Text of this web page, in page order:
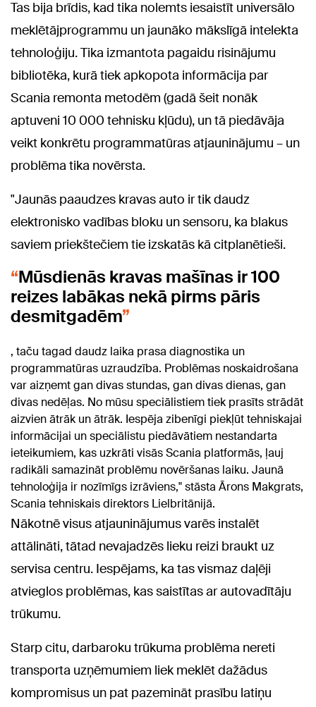
Tas bija brīdis, kad tika nolemts iesaistīt universālo
meklētājprogrammu un jaunāko mākslīgā intelekta
tehnoloģiju. Tika izmantota pagaidu risinājumu
bibliotēka, kurā tiek apkopota informācija par
Scania remonta metodēm (gadā šeit nonāk
aptuveni 10 000 tehnisku kļūdu), un tā piedāvāja
veikt konkrētu programmatūras atjauninājumu – un
problēma tika novērsta.
"Jaunās paaudzes kravas auto ir tik daudz
elektronisko vadības bloku un sensoru, ka blakus
saviem priekštečiem tie izskatās kā citplanētieši.
Mūsdienās kravas mašīnas ir 100
reizes labākas nekā pirms pāris
desmitgadēm
, taču tagad daudz laika prasa diagnostika un
programmatūras uzraudzība. Problēmas noskaidrošana
var aizņemt gan divas stundas, gan divas dienas, gan
divas nedēļas. No mūsu speciālistiem tiek prasīts strādāt
aizvien ātrāk un ātrāk. Iespēja zibenīgi piekļūt tehniskajai
informācijai un speciālistu piedāvātiem nestandarta
ieteikumiem, kas uzkrāti visās Scania platformās, ļauj
radikāli samazināt problēmu novēršanas laiku. Jaunā
tehnoloģija ir nozīmīgs izrāviens," stāsta Ārons Makgrats,
Scania tehniskais direktors Lielbritānijā.
Nākotnē visus atjauninājumus varēs instalēt
attālināti, tātad nevajadzēs lieku reizi braukt uz
servisa centru. Iespējams, ka tas vismaz daļēji
atvieglos problēmas, kas saistītas ar autovadītāju
trūkumu.
Starp citu, darbaroku trūkuma problēma nereti
transporta uzņēmumiem liek meklēt dažādus
kompromisus un pat pazemināt prasību latiņu